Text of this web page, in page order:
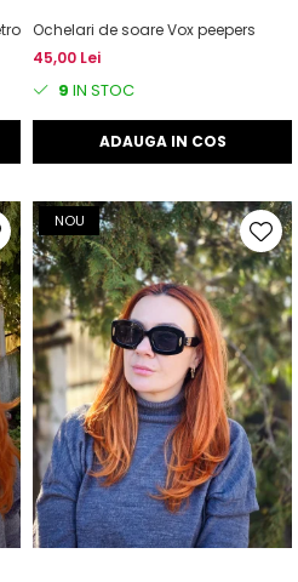
Ochelari de soare Vox peepers
45,00 Lei
9 IN STOC
ADAUGA IN COS
NOU